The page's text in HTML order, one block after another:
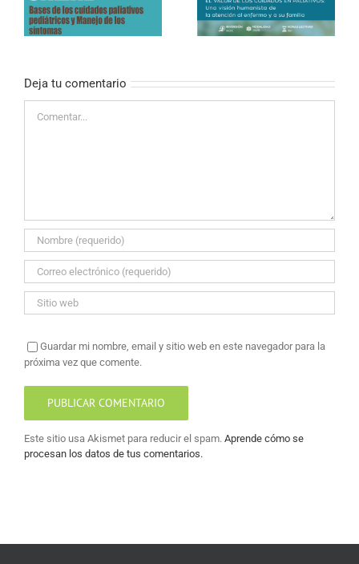
VALOR DE LOS
CUIDADOS EN
PALIATIVOS»
de los cuidados en
paliativos
Deja tu comentario
Guardar mi nombre, email y sitio web en este navegador para la
próxima vez que comente.
Este sitio usa Akismet para reducir el spam. Aprende cómo se
procesan los datos de tus comentarios.